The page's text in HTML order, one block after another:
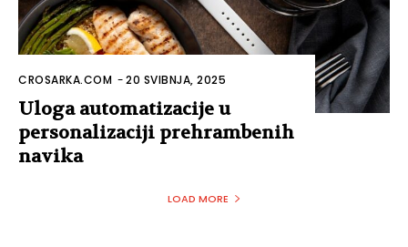
CROSARKA.COM -20 SVIBNJA, 2025
Uloga automatizacije u
personalizaciji prehrambenih
navika
LOAD MORE